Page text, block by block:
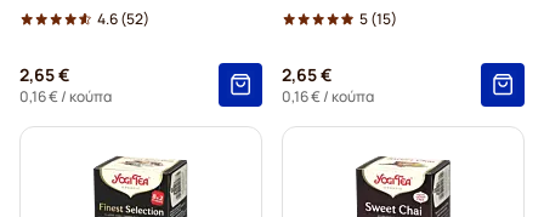
4.6(52)
2,65 €
0,16 €/ κούπα
5(15)
2,65 €
0,16 €/ κούπα